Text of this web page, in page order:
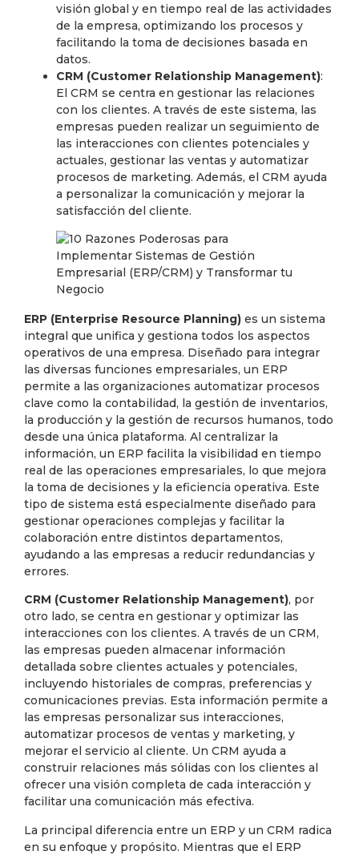
visión global y en tiempo real de las actividades
de la empresa, optimizando los procesos y
facilitando la toma de decisiones basada en
datos.
CRM (Customer Relationship Management):
El CRM se centra en gestionar las relaciones
con los clientes. A través de este sistema, las
empresas pueden realizar un seguimiento de
las interacciones con clientes potenciales y
actuales, gestionar las ventas y automatizar
procesos de marketing. Además, el CRM ayuda
a personalizar la comunicación y mejorar la
satisfacción del cliente.
ERP (Enterprise Resource Planning) es un sistema
integral que unifica y gestiona todos los aspectos
operativos de una empresa. Diseñado para integrar
las diversas funciones empresariales, un ERP
permite a las organizaciones automatizar procesos
clave como la contabilidad, la gestión de inventarios,
la producción y la gestión de recursos humanos, todo
desde una única plataforma. Al centralizar la
información, un ERP facilita la visibilidad en tiempo
real de las operaciones empresariales, lo que mejora
la toma de decisiones y la eficiencia operativa. Este
tipo de sistema está especialmente diseñado para
gestionar operaciones complejas y facilitar la
colaboración entre distintos departamentos,
ayudando a las empresas a reducir redundancias y
errores.
CRM (Customer Relationship Management), por
otro lado, se centra en gestionar y optimizar las
interacciones con los clientes. A través de un CRM,
las empresas pueden almacenar información
detallada sobre clientes actuales y potenciales,
incluyendo historiales de compras, preferencias y
comunicaciones previas. Esta información permite a
las empresas personalizar sus interacciones,
automatizar procesos de ventas y marketing, y
mejorar el servicio al cliente. Un CRM ayuda a
construir relaciones más sólidas con los clientes al
ofrecer una visión completa de cada interacción y
facilitar una comunicación más efectiva.
La principal diferencia entre un ERP y un CRM radica
en su enfoque y propósito. Mientras que el ERP